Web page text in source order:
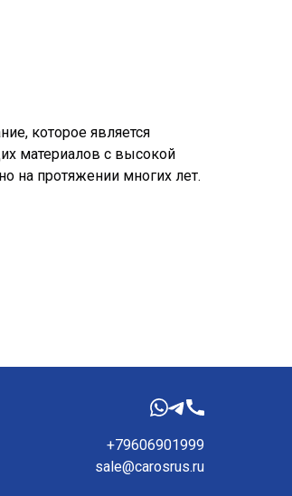
которое является
материалов с высокой
на протяжении многих лет.
+79606901999
sale@carosrus.ru